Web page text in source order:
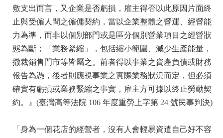
敷支出而言，又企業是否虧損，雇主得否以此原因片面終
止與受僱人間之僱傭契約，當以企業整體之營運、經營能
力為準，而非以個別部門或是區分個別營業項目之經營狀
態為斷；「業務緊縮」，包括縮小範圍、減少生產能量，
撤裁銷售門市等皆屬之。前者得以事業之資產負債或財務
報告為憑，後者則應視事業之實際業務狀況而定，但必須
確實有虧損或業務緊縮之事實，雇主方可據以終止勞動契
約。』(臺灣高等法院 106 年度重勞上字第 24 號民事判決)
「身為一個花店的經營者，沒有人會輕易資遣自己好不容